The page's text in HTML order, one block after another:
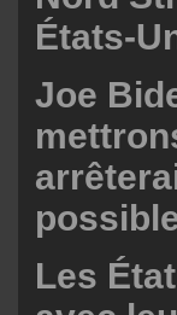
États-
Joe
Les